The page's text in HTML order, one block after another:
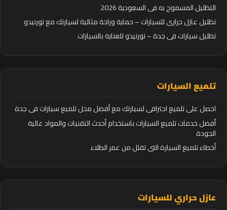
التظليل المسموح به في السعودية 2026
تظليل عازل حراري للسيارات – حماية وراحة مثالية لسيارتك مع تورنيدو
تظليل سيارات في جدة – تورنيدو للعناية بالسيارات
تلميع السيارات
احصل على تلميع احترافي لسيارتك مع أفضل محل تلميع سيارات في جدة
أفضل خدمات تلميع السيارات باستخدام أحدث التقنيات والمواد عالية
الجودة
أخطاء تلميع السيارة التي تقلل من عمر الطلاء
عازل حراري للسيارات